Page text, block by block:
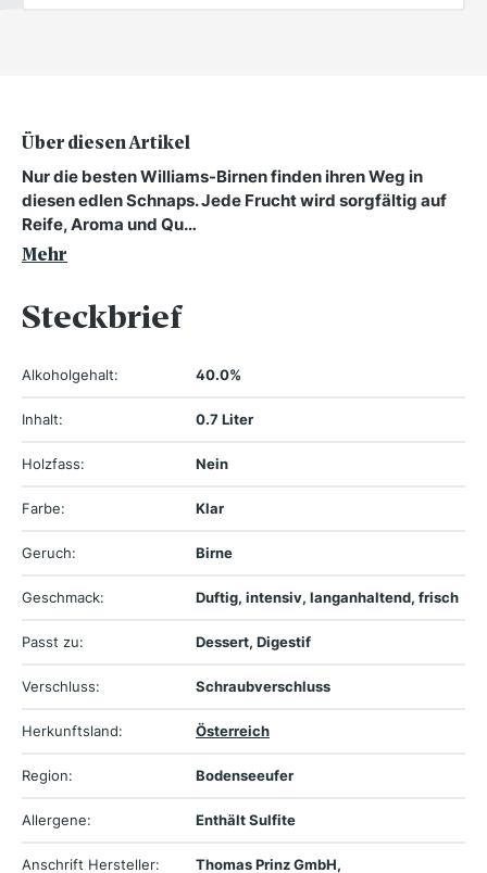
Über diesen Artikel
Nur die besten Williams-Birnen finden ihren Weg in
diesen edlen Schnaps. Jede Frucht wird sorgfältig auf
Reife, Aroma und Qu…
Mehr
Steckbrief
Alkoholgehalt: 40.0%
Inhalt: 0.7 Liter
Holzfass: Nein
Farbe: Klar
Geruch: Birne
Geschmack: Duftig, intensiv, langanhaltend, frisch
Passt zu: Dessert, Digestif
Verschluss: Schraubverschluss
Herkunftsland: Österreich
Region: Bodenseeufer
Allergene: Enthält Sulfite
Anschrift Hersteller:
Thomas Prinz GmbH,